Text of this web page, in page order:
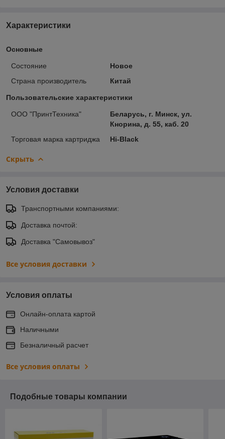
Характеристики
Основные
Состояние
Новое
Страна производитель
Китай
Пользовательские характеристики
ООО "ПринтТехника"
Беларусь, г. Минск, ул.
Кнорина, д. 55, каб. 20
Торговая марка картриджа
Hi-Black
Скрыть
Условия доставки
Транспортными компаниями:
Доставка почтой:
Доставка "Самовывоз"
Все условия доставки
Условия оплаты
Онлайн-оплата картой
Наличными
Безналичный расчет
Все условия оплаты
Подобные товары компании